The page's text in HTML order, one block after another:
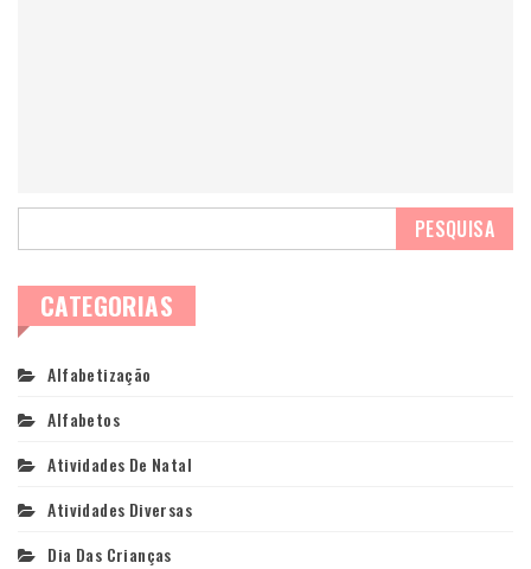
CATEGORIAS
Alfabetização
Alfabetos
Atividades De Natal
Atividades Diversas
Dia Das Crianças